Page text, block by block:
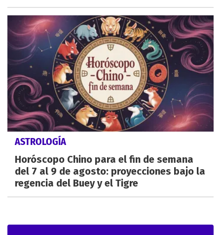
ASTROLOGÍA
Horóscopo Chino para el fin de semana
del 7 al 9 de agosto: proyecciones bajo la
regencia del Buey y el Tigre